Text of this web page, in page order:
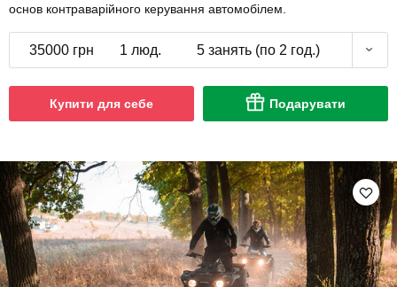
основ контраварійного керування автомобілем.
35000 грн 1 люд. 5 занять (по 2 год.)
Купити для себе Подарувати